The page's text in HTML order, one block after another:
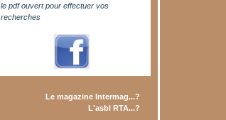
le pdf ouvert pour effectuer vos
recherches
Le magazine Intermag...?
L'asbl RTA...?